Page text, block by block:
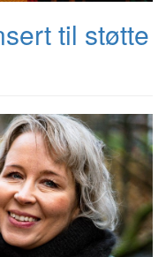
til støtte